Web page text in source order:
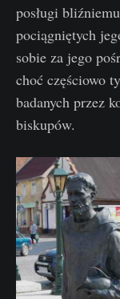
posługi
pociągniętych
sobie za jego
choć częściowo
badanych przez
biskupów.